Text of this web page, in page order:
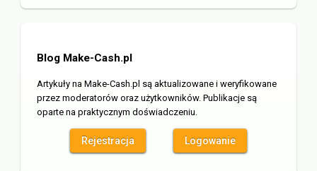
Blog Make-Cash.pl
Artykuły na Make-Cash.pl są aktualizowane i weryfikowane
przez moderatorów oraz użytkowników. Publikacje są
oparte na praktycznym doświadczeniu.
Rejestracja Logowanie